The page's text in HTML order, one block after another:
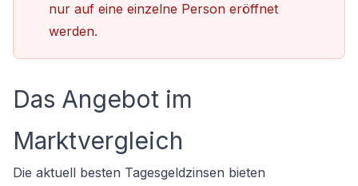
nur auf eine einzelne Person eröffnet
werden.
Das Angebot im
Marktvergleich
Die aktuell besten Tagesgeldzinsen bieten